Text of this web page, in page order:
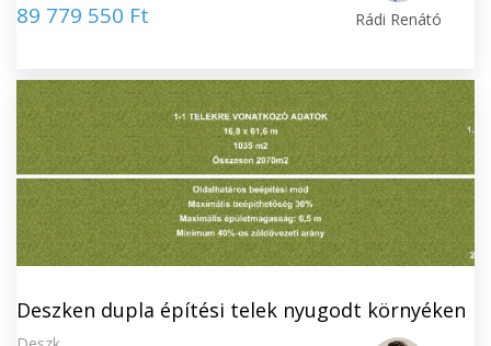
89 779 550 Ft Rádi Renátó
Deszken dupla építési telek nyugodt környéken